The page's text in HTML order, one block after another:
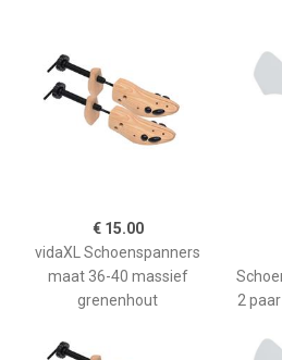
€ 15.00
vidaXL Schoenspanners
maat 36-40 massief
grenenhout
2